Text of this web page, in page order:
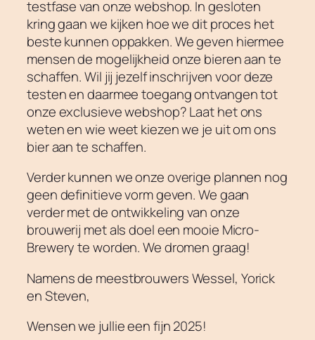
testfase van onze webshop. In gesloten
kring gaan we kijken hoe we dit proces het
beste kunnen oppakken. We geven hiermee
mensen de mogelijkheid onze bieren aan te
schaffen. Wil jij jezelf inschrijven voor deze
testen en daarmee toegang ontvangen tot
onze exclusieve webshop? Laat het ons
weten en wie weet kiezen we je uit om ons
bier aan te schaffen.
Verder kunnen we onze overige plannen nog
geen definitieve vorm geven. We gaan
verder met de ontwikkeling van onze
brouwerij met als doel een mooie Micro-
Brewery te worden. We dromen graag!
Namens de meestbrouwers Wessel, Yorick
en Steven,
Wensen we jullie een fijn 2025!